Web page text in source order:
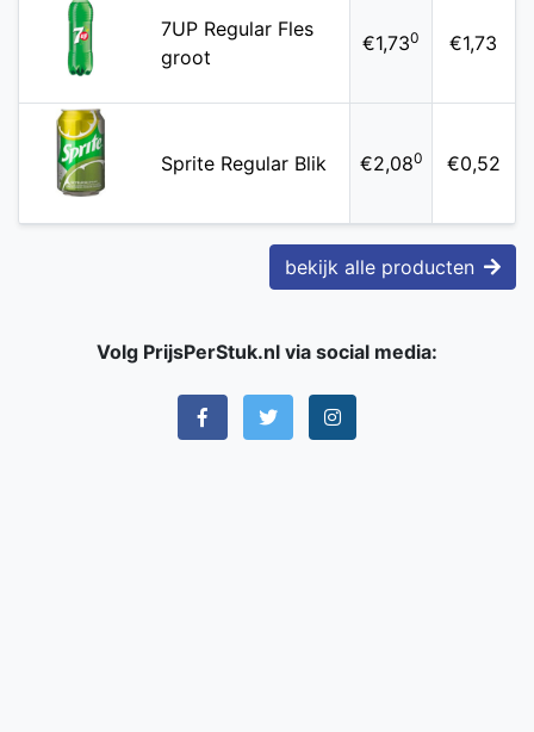
7UP Regular Fles
groot
€1,730 €1,73
Sprite Regular Blik €2,080 €0,52
bekijk alle producten
Volg PrijsPerStuk.nl via social media: